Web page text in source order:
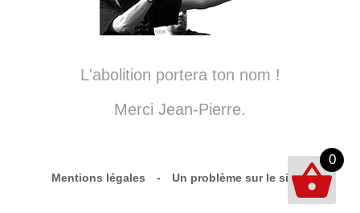
L'abolition portera ton nom !
Merci Jean-Pierre.
Mentions légales - Un problème sur le site ?
0